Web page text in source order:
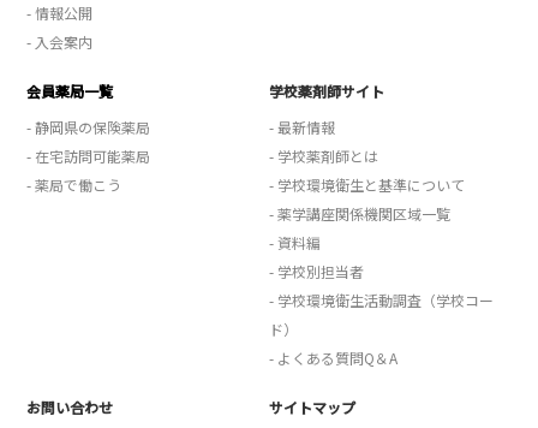
- 情報公開
- 入会案内
会員薬局一覧
- 静岡県の保険薬局
- 在宅訪問可能薬局
- 薬局で働こう
学校薬剤師サイト
- 最新情報
- 学校薬剤師とは
- 学校環境衛生と基準について
- 薬学講座関係機関区域一覧
- 資料編
- 学校別担当者
- 学校環境衛生活動調査（学校コー
ド）
- よくある質問Q＆A
お問い合わせ
サイトマップ